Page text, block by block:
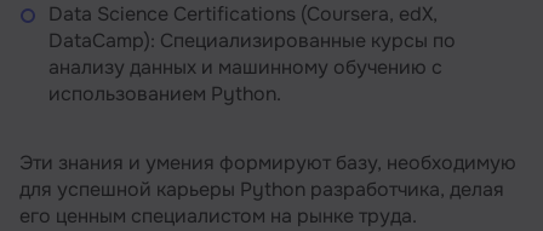
Data Science Certifications (Coursera, edX,
DataCamp): Специализированные курсы по
анализу данных и машинному обучению с
использованием Python.
Эти знания и умения формируют базу, необходимую
для успешной карьеры Python разработчика, делая
его ценным специалистом на рынке труда.